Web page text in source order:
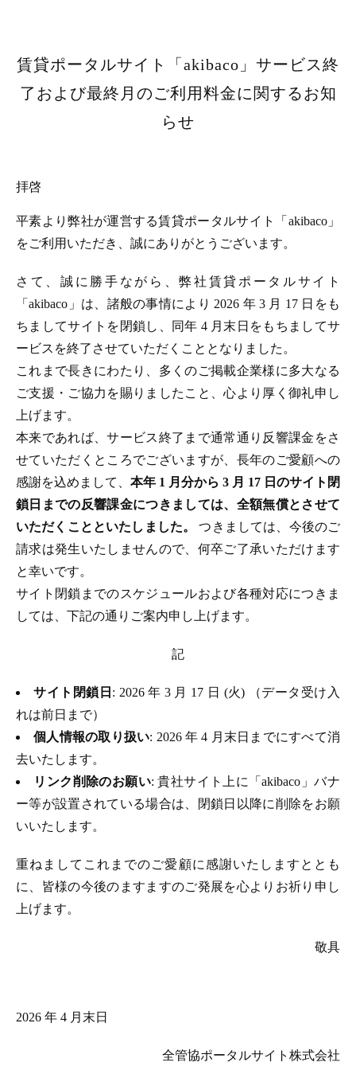
賃貸ポータルサイト「akibaco」サービス終
了および最終月のご利用料金に関するお知
らせ
拝啓
平素より弊社が運営する賃貸ポータルサイト「akibaco」
をご利用いただき、誠にありがとうございます。
さて、誠に勝手ながら、弊社賃貸ポータルサイト
「akibaco」は、諸般の事情により 2026 年 3 月 17 日をも
ちましてサイトを閉鎖し、同年 4 月末日をもちましてサ
ービスを終了させていただくこととなりました。
これまで長きにわたり、多くのご掲載企業様に多大なる
ご支援・ご協力を賜りましたこと、心より厚く御礼申し
上げます。
本来であれば、サービス終了まで通常通り反響課金をさ
せていただくところでございますが、長年のご愛顧への
感謝を込めまして、 本年 1 月分から 3 月 17 日のサイト閉
鎖日までの反響課金につきましては、全額無償とさせて
いただくことといたしました。つきましては、今後のご
請求は発生いたしませんので、何卒ご了承いただけます
と幸いです。
サイト閉鎖までのスケジュールおよび各種対応につきま
しては、下記の通りご案内申し上げます。
記
サイト閉鎖日 : 2026 年 3 月 17 日 (火) （データ受け入
れは前日まで）
個人情報の取り扱い: 2026 年 4 月末日までにすべて消
去いたします。
リンク削除のお願い: 貴社サイト上に「akibaco」バナ
ー等が設置されている場合は、閉鎖日以降に削除をお願
いいたします。
重ねましてこれまでのご愛顧に感謝いたしますととも
に、皆様の今後のますますのご発展を心よりお祈り申し
上げます。
敬具
2026 年 4 月末日
全管協ポータルサイト株式会社